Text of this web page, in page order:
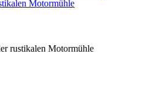
rustikalen Motormühle